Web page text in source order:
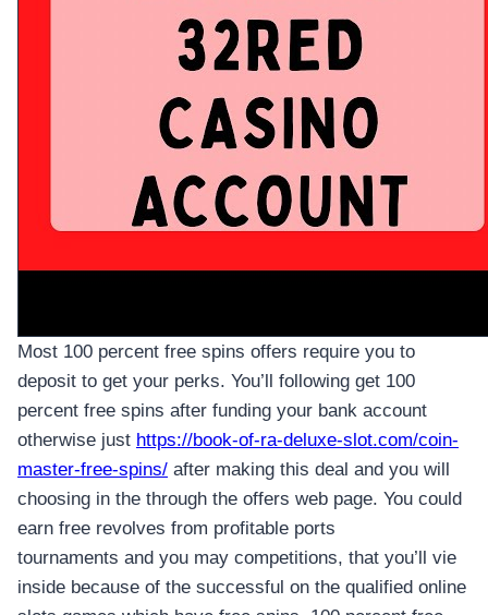
Most 100 percent free spins offers require you to
deposit to get your perks. You’ll following get 100
percent free spins after funding your bank account
otherwise just https://book-of-ra-deluxe-slot.com/coin-
master-free-spins/ after making this deal and you will
choosing in the through the offers web page. You could
earn free revolves from profitable ports
tournaments and you may competitions, that you’ll vie
inside because of the successful on the qualified online